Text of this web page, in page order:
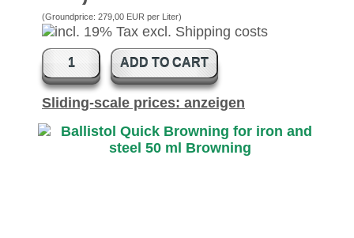
(Groundprice: 279,00 EUR per Liter)
ADD TO CART
Sliding-scale prices: anzeigen